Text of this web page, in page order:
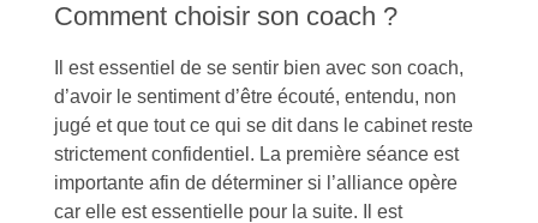
Comment choisir son coach ?
Il est essentiel de se sentir bien avec son coach,
d’avoir le sentiment d’être écouté, entendu, non
jugé et que tout ce qui se dit dans le cabinet reste
strictement confidentiel. La première séance est
importante afin de déterminer si l’alliance opère
car elle est essentielle pour la suite. Il est